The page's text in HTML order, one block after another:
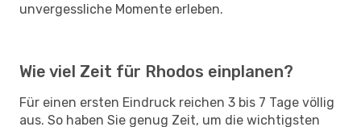
unvergessliche Momente erleben.
Wie viel Zeit für Rhodos einplanen?
Für einen ersten Eindruck reichen 3 bis 7 Tage völlig
aus. So haben Sie genug Zeit, um die wichtigsten